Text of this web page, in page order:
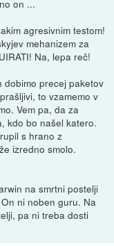
on ...
agresivnim testom!
mehanizem za
Na, lepa reč!
dobimo precej paketov
to vzamemo v
Vem pa, da za
kdo bo našel katero.
s hrano z
izredno smolo.
na smrtni postelji
ni noben guru. Na
pa ni treba dosti